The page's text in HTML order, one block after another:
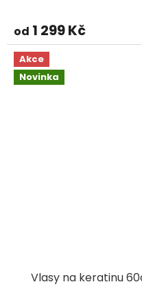
od 1 299 Kč
Akce
Novinka
Vlasy na keratinu